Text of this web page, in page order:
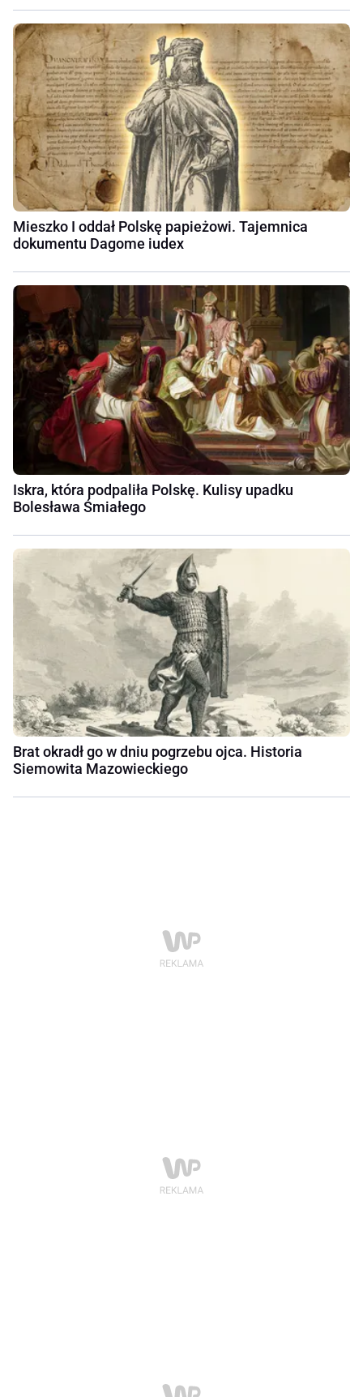
Mieszko I oddał Polskę papieżowi. Tajemnica
dokumentu Dagome iudex
Iskra, która podpaliła Polskę. Kulisy upadku
Bolesława Śmiałego
Brat okradł go w dniu pogrzebu ojca. Historia
Siemowita Mazowieckiego